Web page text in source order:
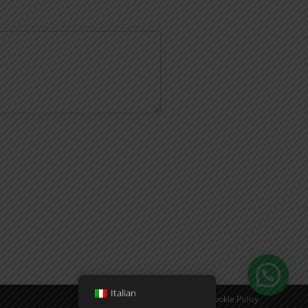
Cookie Policy
Italian